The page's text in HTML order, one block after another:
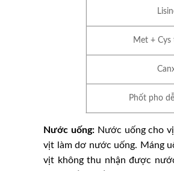
Met + Cys
Phốt pho
Nước uống:Nước uống cho
vịt làm dơ nước uống. Máng
vịt không thu nhận được